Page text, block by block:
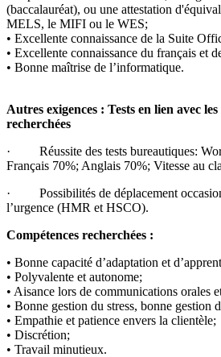
(baccalauréat), ou une attestation
MELS, le MIFI ou le WES;
• Excellente connaissance de la Suite
• Excellente connaissance du français et
• Bonne maîtrise de l’informatique.
Autres exigences : Tests en lien avec les
recherchées
· Réussite des tests bureautiques:
Français 70%; Anglais 70%; Vitesse au
· Possibilités de déplacement
l’urgence (HMR et HSCO).
Compétences recherchées :
• Bonne capacité d’adaptation et
• Polyvalente et autonome;
• Aisance lors de communications orales
• Bonne gestion du stress, bonne gestion
• Empathie et patience envers la clientèle;
• Discrétion;
• Travail minutieux.